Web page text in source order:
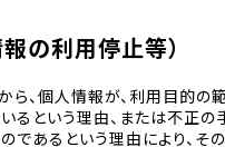
の利用停止等）
ら、個人情報が、利用目的の
るという理由、または不正の
であるという理由により、そ